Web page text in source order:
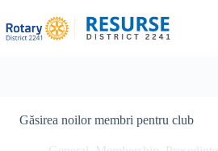
la
conținut
Găsirea noilor membri pentru club